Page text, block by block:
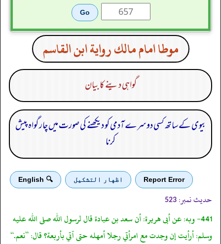
موطا امام مالك رواية ابن القاسم
گواہی دینے کا بیان
بیوی کے ساتھ کسی دوسرے آدمی کو دیکھنے کی صورت میں چار گواہ پیش
کرنا
Report Error اظهار التشكيل 🔍 English
حدیث نمبر: 523
441- وبه: عن أبى هريرة: أن سعد بن عبادة قال لرسول الله صلى الله عليه
وسلم: أرأيت إن وجدت مع امرأتي رجلا أمهله حتى آتي بأربعة؟ قال: ”نعم.“